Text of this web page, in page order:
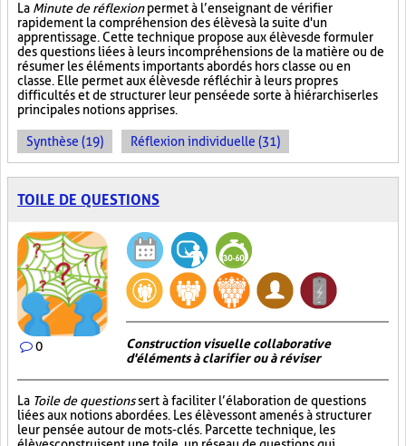
La Minute de réflexionpermet à l’enseignant de vérifier
rapidement la compréhension des élèves à la suite d'un
apprentissage. Cette technique propose aux élèves de formuler
des questions liées à leurs incompréhensions de la matière ou de
résumer les éléments importants abordés hors classe ou en
classe. Elle permet aux élèves de réfléchir à leurs propres
difficultés et de structurer leur pensée de sorte à hiérarchiser les
principales notions apprises.
Synthèse (19) Réflexion individuelle (31)
TOILE DE QUESTIONS
0
Construction visuelle collaborative
d'éléments à clarifier ou à réviser
La Toile de questionssert à faciliter l’élaboration de questions
liées aux notions abordées. Les élèves sont amenés à structurer
leur pensée autour de mots-clés. Par cette technique, les